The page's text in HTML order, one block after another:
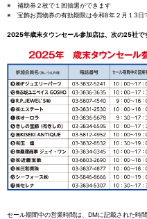
※ 補助券２枚で１回抽選ができます
※ 宝飾お買物券の有効期限は令和8年２月１3日
2025年歳末タウンセール参加店は、次の25社で
セール期間中の営業時間は、DMに記載された時